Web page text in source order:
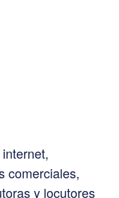
comerciales,
y locutores